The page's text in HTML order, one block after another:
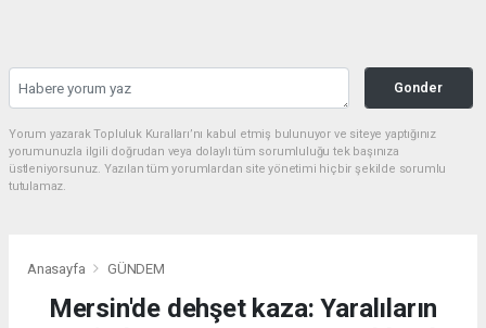
Gonder
Yorum yazarak Topluluk Kuralları’nı kabul etmiş bulunuyor ve siteye yaptığınız
yorumunuzla ilgili doğrudan veya dolaylı tüm sorumluluğu tek başınıza
üstleniyorsunuz. Yazılan tüm yorumlardan site yönetimi hiçbir şekilde sorumlu
tutulamaz.
Anasayfa GÜNDEM
Mersin'de dehşet kaza: Yaralıların